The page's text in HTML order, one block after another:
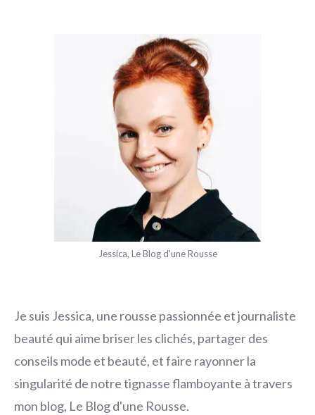
Jessica, Le Blog d'une Rousse
Je suis Jessica, une rousse passionnée et journaliste
beauté qui aime briser les clichés, partager des
conseils mode et beauté, et faire rayonner la
singularité de notre tignasse flamboyante à travers
mon blog, Le Blog d'une Rousse.